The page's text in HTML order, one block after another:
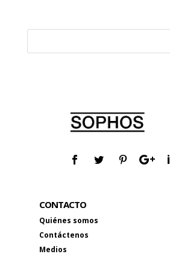
CONTACTO
Quiénes somos
Contáctenos
Medios